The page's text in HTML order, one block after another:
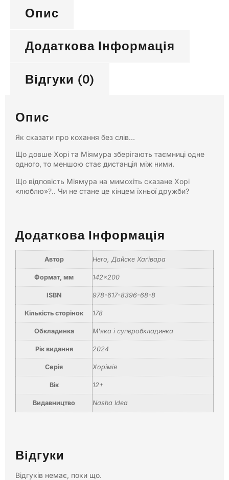
Опис
Додаткова Інформація
Відгуки (0)
Опис
Як сказати про кохання без слів…
Що довше Хорі та Міямура зберігають таємниці одне
одного, то меншою стає дистанція між ними.
Що відповість Міямура на мимохіть сказане Хорі
«люблю»?.. Чи не стане це кінцем їхньої дружби?
Додаткова Інформація
Автор Hero, Дайске Хаґівара
Формат, мм 142×200
ISBN 978-617-8396-68-8
Кількість сторінок 178
Обкладинка М'яка і суперобкладинка
Рік видання 2024
Серія Хорімія
Вік 12+
Видавництво Nasha Idea
Відгуки
Відгуків немає, поки що.